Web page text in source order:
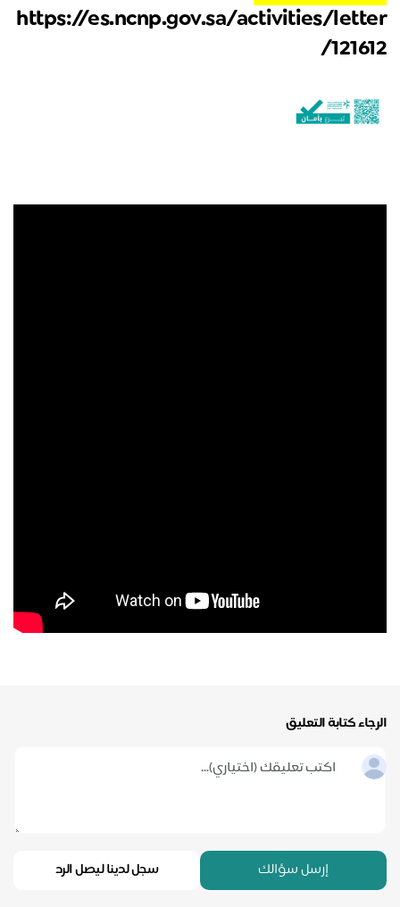
https://es.ncnp.gov.sa/activities/letter
/121612
الرجاء كتابة التعليق
إرسل سؤالك سجل لدينا ليصل الرد